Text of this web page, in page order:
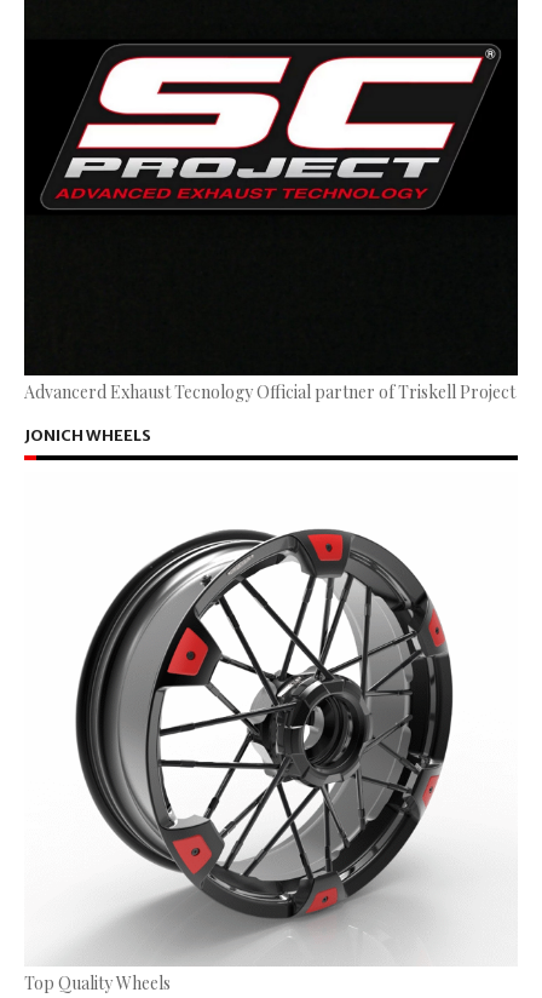
Advancerd Exhaust Tecnology Official partner of Triskell Project
JONICH WHEELS
Top Quality Wheels